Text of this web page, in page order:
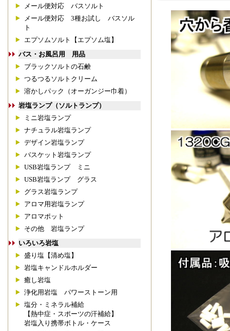
メール便対応 バスソルト
メール便対応 3種お試し バスソル
ト
エプソムソルト【エプソム塩】
バス・お風呂用 用品
ブラックソルトの石鹸
つるつるソルトクリーム
溶かしパック（オーガンジー巾着）
岩塩ランプ（ソルトランプ）
ミニ岩塩ランプ
ナチュラル岩塩ランプ
デザイン岩塩ランプ
バスケット岩塩ランプ
USB岩塩ランプ ミニ
USB岩塩ランプ グラス
グラス岩塩ランプ
アロマ用岩塩ランプ
アロマポット
その他 岩塩ランプ
いろいろ岩塩
盛り塩【清め塩】
岩塩キャンドルホルダー
癒し岩塩
浄化用岩塩 パワーストーン用
塩分・ミネラル補給
【熱中症・スポーツの汗補給】
岩塩入り携帯ボトル・ケース